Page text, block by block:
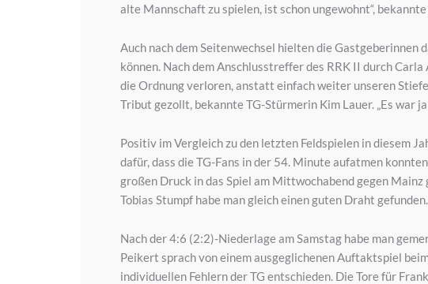
alte Mannschaft zu spielen, ist schon ungewohnt“, bekannte
Auch nach dem Seitenwechsel hielten die Gastgeberinnen
können. Nach dem Anschlusstreffer des RRK II durch
die Ordnung verloren, anstatt einfach weiter unseren
Tribut gezollt, bekannte TG-Stürmerin Kim Lauer. „Es war
Positiv im Vergleich zu den letzten Feldspielen in diesem
dafür, dass die TG-Fans in der 54. Minute aufatmen
großen Druck in das Spiel am Mittwochabend gegen
Tobias Stumpf habe man gleich einen guten Draht
Nach der 4:6 (2:2)-Niederlage am Samstag habe man
Peikert sprach von einem ausgeglichenen Auftaktspiel
individuellen Fehlern der TG entschieden. Die Tore für